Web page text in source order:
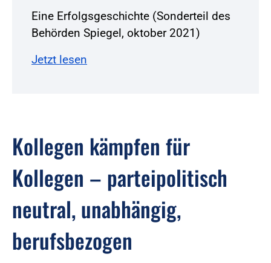
Eine Erfolgsgeschichte (Sonderteil des
Behörden Spiegel, oktober 2021)
Jetzt lesen
Kollegen kämpfen für
Kollegen – parteipolitisch
neutral, unabhängig,
berufsbezogen